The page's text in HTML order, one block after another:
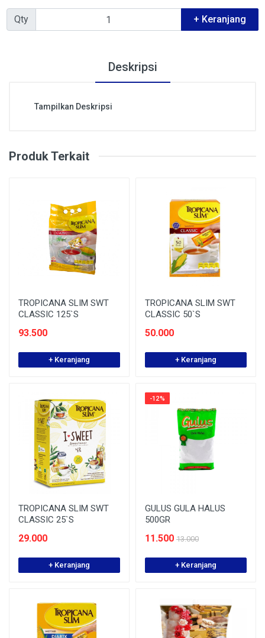
Qty + Keranjang
Deskripsi
Tampilkan Deskripsi
Produk Terkait
TROPICANA SLIM SWT
CLASSIC 125`S
93.500
+ Keranjang
TROPICANA SLIM SWT
CLASSIC 50`S
50.000
+ Keranjang
TROPICANA SLIM SWT
CLASSIC 25`S
29.000
+ Keranjang
-12%
GULUS GULA HALUS
500GR
11.500 13.000
+ Keranjang